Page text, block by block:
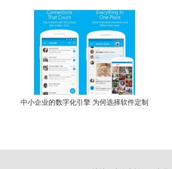
中小企业的数字化引擎 为何选择软件定制